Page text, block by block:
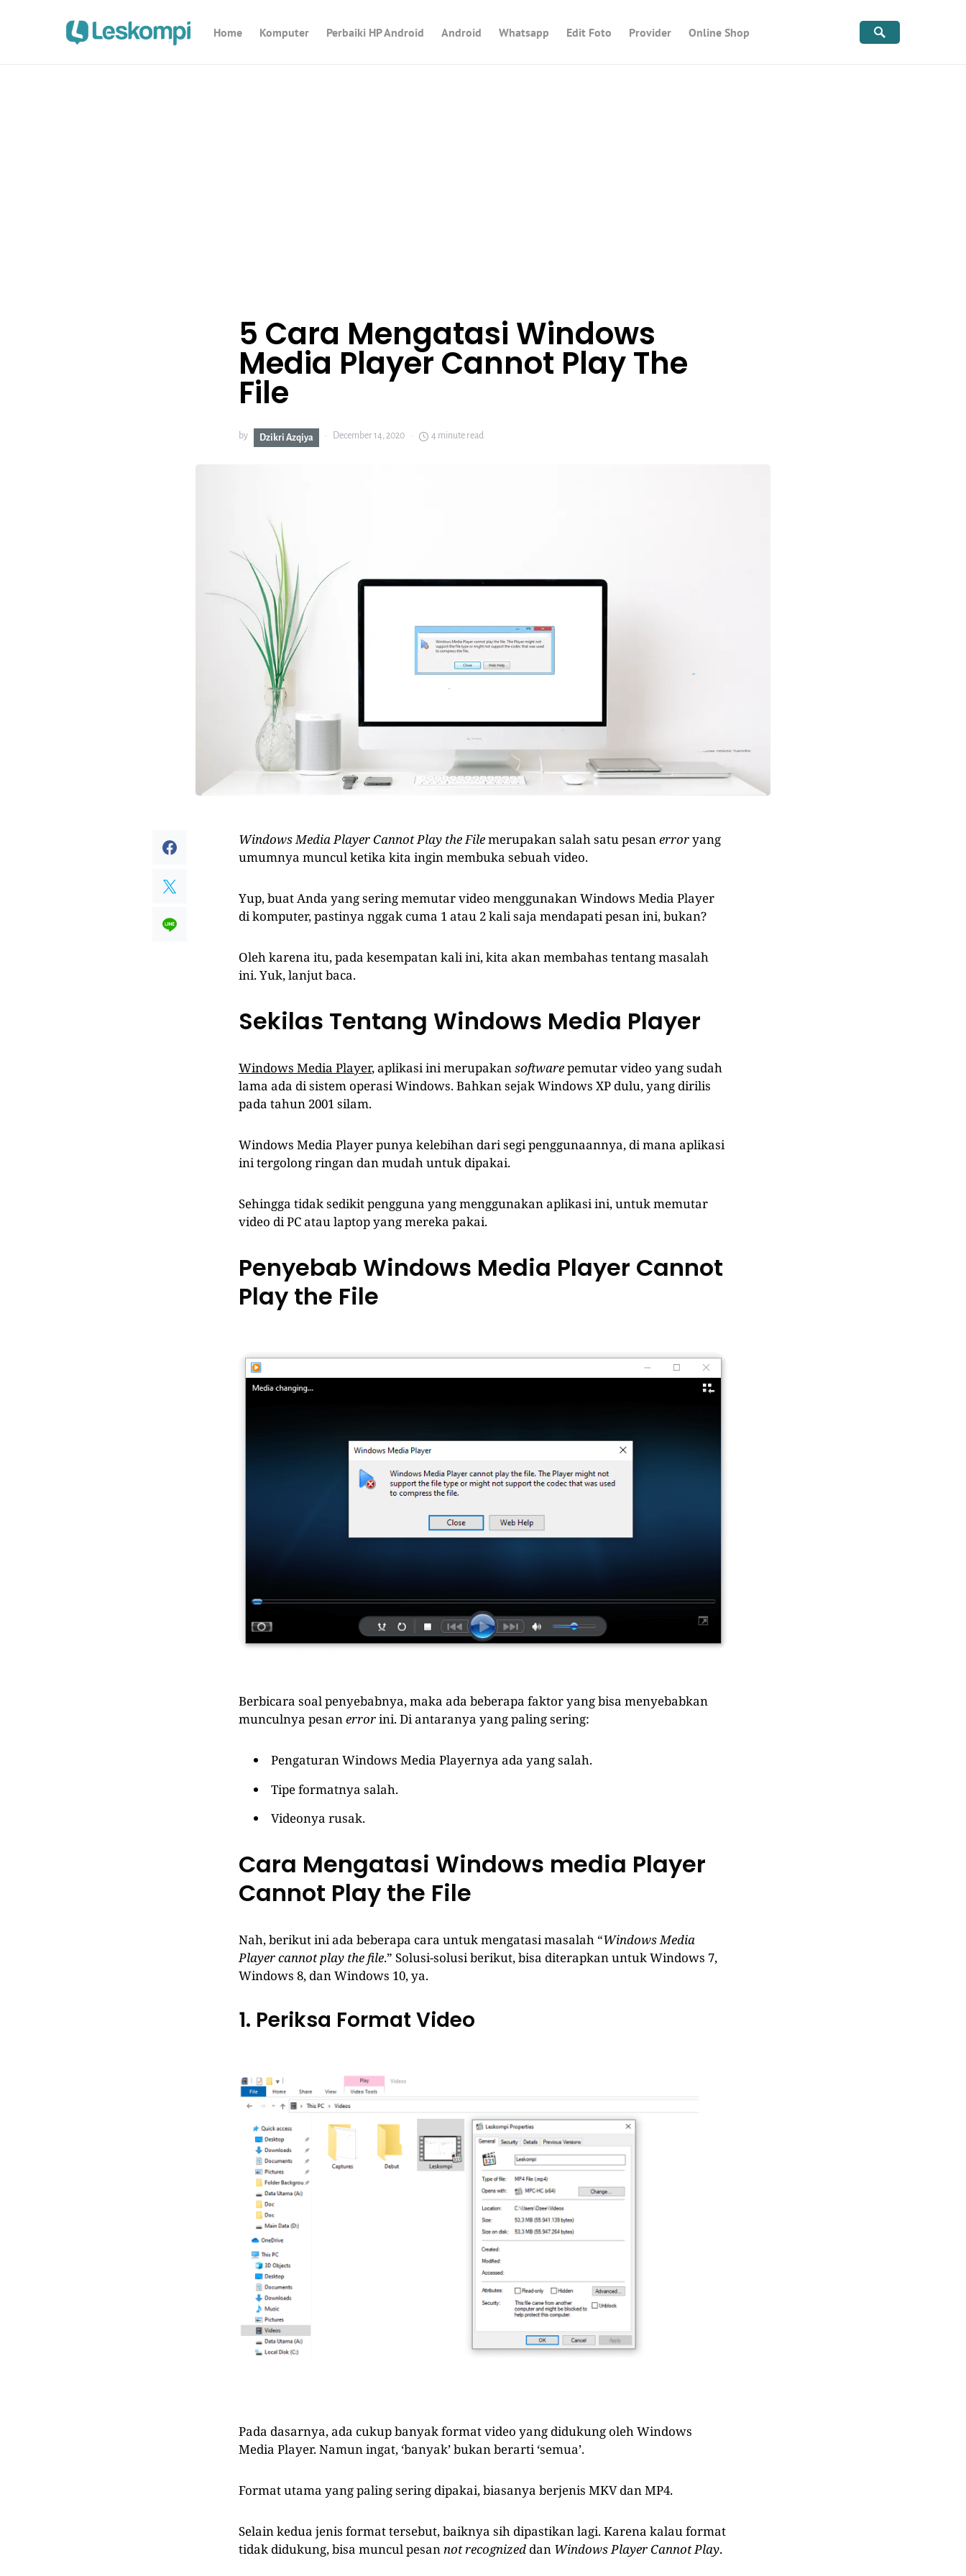
Home Komputer Perbaiki HP Android Android Whatsapp Edit Foto Provider Online Shop
5 Cara Mengatasi Windows
Media Player Cannot Play The
File
by Dzikri Azqiya December 14, 2020 4 minute read
Windows Media Player Cannot Play the Filemerupakan salah satu pesanerroryang
umumnya muncul ketika kita ingin membuka sebuah video.
Yup, buat Anda yang sering memutar video menggunakan Windows Media Player
di komputer, pastinya nggak cuma 1 atau 2 kali saja mendapati pesan ini, bukan?
Oleh karena itu, pada kesempatan kali ini, kita akan membahas tentang masalah
ini. Yuk, lanjut baca.
Sekilas Tentang Windows Media Player
Windows Media Player, aplikasi ini merupakansoftwarepemutar video yang sudah
lama ada di sistem operasi Windows. Bahkan sejak Windows XP dulu, yang dirilis
pada tahun 2001 silam.
Windows Media Player punya kelebihan dari segi penggunaannya, di mana aplikasi
ini tergolong ringan dan mudah untuk dipakai.
Sehingga tidak sedikit pengguna yang menggunakan aplikasi ini, untuk memutar
video di PC atau laptop yang mereka pakai.
Penyebab Windows Media Player Cannot
Play the File
Berbicara soal penyebabnya, maka ada beberapa faktor yang bisa menyebabkan
munculnya pesanerrorini. Di antaranya yang paling sering:
Pengaturan Windows Media Playernya ada yang salah.
Tipe formatnya salah.
Videonya rusak.
Cara Mengatasi Windows media Player
Cannot Play the File
Nah, berikut ini ada beberapa cara untuk mengatasi masalah “Windows Media
Player cannot play the file.” Solusi-solusi berikut, bisa diterapkan untuk Windows 7,
Windows 8, dan Windows 10, ya.
1. Periksa Format Video
Pada dasarnya, ada cukup banyak format video yang didukung oleh Windows
Media Player. Namun ingat, ‘banyak’ bukan berarti ‘semua’.
Format utama yang paling sering dipakai, biasanya berjenis MKV dan MP4.
Selain kedua jenis format tersebut, baiknya sih dipastikan lagi. Karena kalau format
tidak didukung, bisa muncul pesannot recognized dan Windows Player Cannot Play.